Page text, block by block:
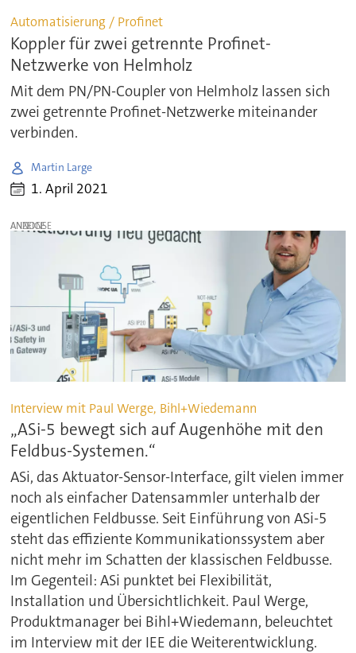
Automatisierung / Profinet
Koppler für zwei getrennte Profinet-
Netzwerke von Helmholz
Mit dem PN/PN-Coupler von Helmholz lassen sich
zwei getrennte Profinet-Netzwerke miteinander
verbinden.
Martin Large
1. April 2021
ANZEIGE
Interview mit Paul Werge, Bihl+Wiedemann
„ASi-5 bewegt sich auf Augenhöhe mit den
Feldbus-Systemen.“
ASi, das Aktuator-Sensor-Interface, gilt vielen immer
noch als einfacher Datensammler unterhalb der
eigentlichen Feldbusse. Seit Einführung von ASi-5
steht das effiziente Kommunikationssystem aber
nicht mehr im Schatten der klassischen Feldbusse.
Im Gegenteil: ASi punktet bei Flexibilität,
Installation und Übersichtlichkeit. Paul Werge,
Produktmanager bei Bihl+Wiedemann, beleuchtet
im Interview mit der IEE die Weiterentwicklung.